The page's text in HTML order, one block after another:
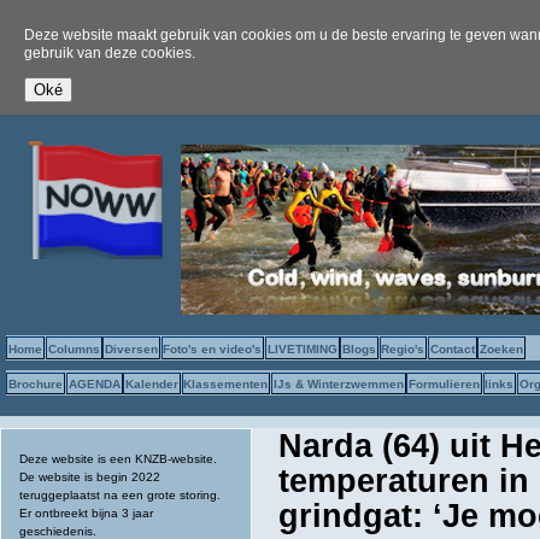
Deze website maakt gebruik van cookies om u de beste ervaring te geven
gebruik van deze cookies.
Home Columns Diversen Foto's en video's LIVETIMING Blogs Regio's Contact Zoeken
Brochure AGENDA Kalender Klassementen IJs & Winterzwemmen Formulieren links
Deze website is een KNZB-website.
De website is begin 2022
teruggeplaatst na een grote storing.
Er ontbreekt bijna 3 jaar
geschiedenis.
Narda (64) uit
temperaturen
grindgat: ‘Je